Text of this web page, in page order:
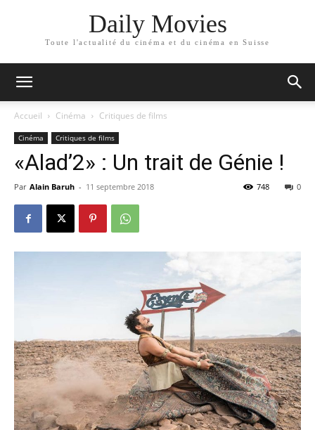
Daily Movies
Toute l'actualité du cinéma et du cinéma en Suisse
Accueil Cinéma Critiques de films
Cinéma Critiques de films
«Alad’2» : Un trait de Génie !
Par Alain Baruh - 11 septembre 2018 0
748